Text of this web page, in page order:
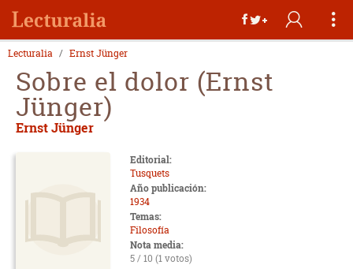
Lecturalia Ernst Jünger
Sobre el dolor (Ernst
Jünger)
Ernst Jünger
Editorial:
Tusquets
Año publicación:
1934
Temas:
Filosofía
Nota media:
5 / 10 (1 votos)